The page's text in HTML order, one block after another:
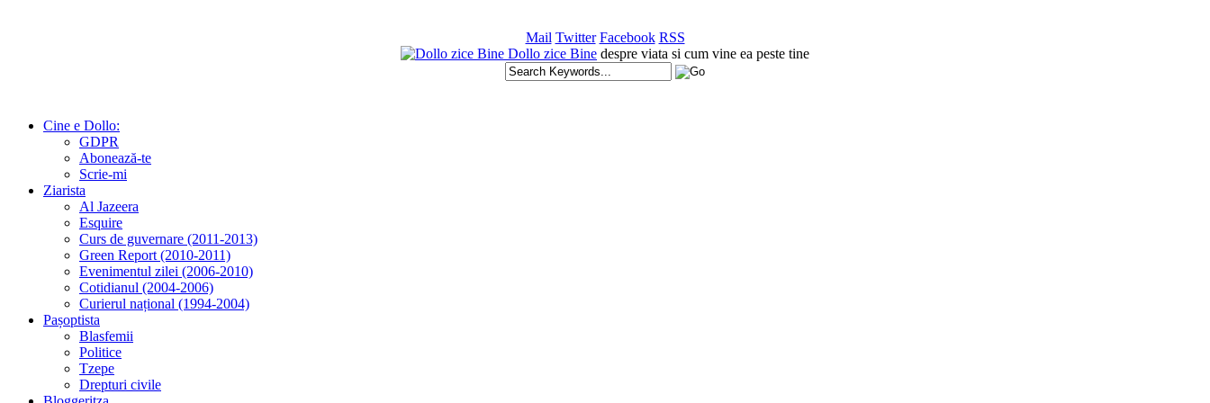
Mail Twitter Facebook RSS
Dollo zice Bine despre viata si cum vine ea peste tine
Cine e Dollo:
GDPR
Abonează-te
Scrie-mi
Ziarista
Al Jazeera
Esquire
Curs de guvernare (2011-2013)
Green Report (2010-2011)
Evenimentul zilei (2006-2010)
Cotidianul (2004-2006)
Curierul național (1994-2004)
Pașoptista
Blasfemii
Politice
Tzepe
Drepturi civile